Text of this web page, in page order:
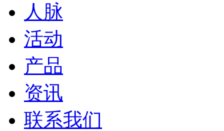
人脉
活动
产品
资讯
联系我们